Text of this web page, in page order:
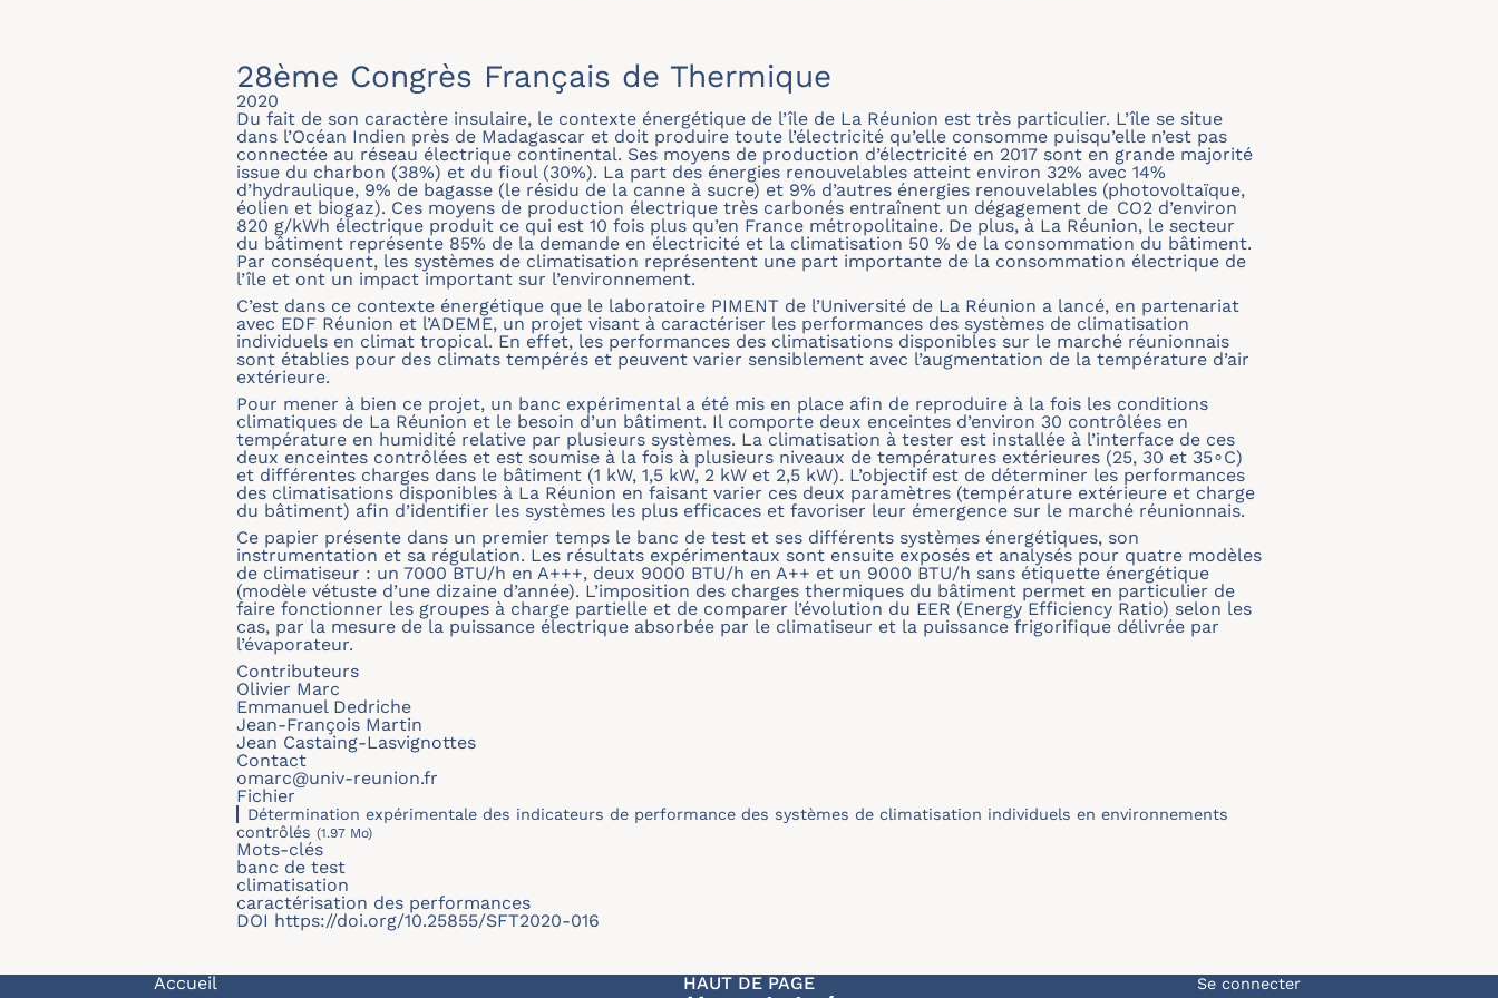
28ème Congrès Français de Thermique
2020
Du fait de son caractère insulaire, le contexte énergétique de l’île de La Réunion est très particulier. L’île se situe
dans l’Océan Indien près de Madagascar et doit produire toute l’électricité qu’elle consomme puisqu’elle n’est pas
connectée au réseau électrique continental. Ses moyens de production d’électricité en 2017 sont en grande majorité
issue du charbon (38%) et du fioul (30%). La part des énergies renouvelables atteint environ 32% avec 14%
d’hydraulique, 9% de bagasse (le résidu de la canne à sucre) et 9% d’autres énergies renouvelables (photovoltaïque,
éolien et biogaz). Ces moyens de production électrique très carbonés entraînent un dégagement de CO2 d’environ
820 g/kWh électrique produit ce qui est 10 fois plus qu’en France métropolitaine. De plus, à La Réunion, le secteur
du bâtiment représente 85% de la demande en électricité et la climatisation 50 % de la consommation du bâtiment.
Par conséquent, les systèmes de climatisation représentent une part importante de la consommation électrique de
l’île et ont un impact important sur l’environnement.
C’est dans ce contexte énergétique que le laboratoire PIMENT de l’Université de La Réunion a lancé, en partenariat
avec EDF Réunion et l’ADEME, un projet visant à caractériser les performances des systèmes de climatisation
individuels en climat tropical. En effet, les performances des climatisations disponibles sur le marché réunionnais
sont établies pour des climats tempérés et peuvent varier sensiblement avec l’augmentation de la température d’air
extérieure.
Pour mener à bien ce projet, un banc expérimental a été mis en place afin de reproduire à la fois les conditions
climatiques de La Réunion et le besoin d’un bâtiment. Il comporte deux enceintes d’environ 30 contrôlées en
température en humidité relative par plusieurs systèmes. La climatisation à tester est installée à l’interface de ces
deux enceintes contrôlées et est soumise à la fois à plusieurs niveaux de températures extérieures (25, 30 et 35∘C)
et différentes charges dans le bâtiment (1 kW, 1,5 kW, 2 kW et 2,5 kW). L’objectif est de déterminer les performances
des climatisations disponibles à La Réunion en faisant varier ces deux paramètres (température extérieure et charge
du bâtiment) afin d’identifier les systèmes les plus efficaces et favoriser leur émergence sur le marché réunionnais.
Ce papier présente dans un premier temps le banc de test et ses différents systèmes énergétiques, son
instrumentation et sa régulation. Les résultats expérimentaux sont ensuite exposés et analysés pour quatre modèles
de climatiseur : un 7000 BTU/h en A+++, deux 9000 BTU/h en A++ et un 9000 BTU/h sans étiquette énergétique
(modèle vétuste d’une dizaine d’année). L’imposition des charges thermiques du bâtiment permet en particulier de
faire fonctionner les groupes à charge partielle et de comparer l’évolution du EER (Energy Efficiency Ratio) selon les
cas, par la mesure de la puissance électrique absorbée par le climatiseur et la puissance frigorifique délivrée par
l’évaporateur.
Contributeurs
Olivier Marc
Emmanuel Dedriche
Jean-François Martin
Jean Castaing-Lasvignottes
Contact
omarc@univ-reunion.fr
Fichier
Détermination expérimentale des indicateurs de performance des systèmes de climatisation individuels en environnements
contrôlés (1.97 Mo)
Mots-clés
banc de test
climatisation
caractérisation des performances
DOI https://doi.org/10.25855/SFT2020-016
Navigation principale
Accueil
HAUT DE PAGE Menu du compte de
Se connecter